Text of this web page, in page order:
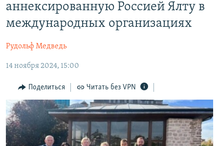
главной
ВернутсяИНТЕРАКТИВ
ИНФОГРАФИКА
ТЕЛЕПРОЕКТ КРЫМ.РЕАЛИИ
СОВЕТЫ ПРАВОЗАЩИТНИКОВ
ПРОПАВШИЕ БЕЗ ВЕСТИ
ПОБЕДИТЕЛЕЙ НЕ СУДЯТ?
РАДІО СВОБОДА
КАК ОБОЙТИ БЛОКИРОВКУ
Qırımtatar
ПРИСОЕДИНЯЙТЕСЬ!
аннексированную Россией Ялту в
международных организациях
Рудольф Медведь
14 ноября 2024, 15:00
Поделиться Читать без VPN